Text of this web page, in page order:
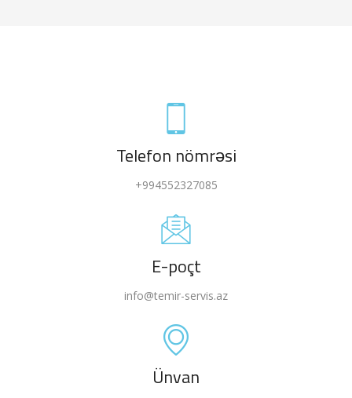
Telefon nömrəsi
+994552327085
E-poçt
info@temir-servis.az
Ünvan